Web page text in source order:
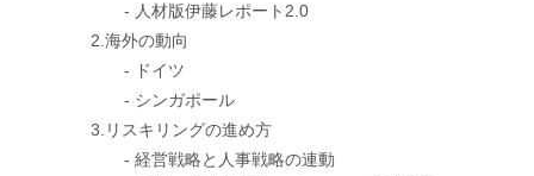
- 人材版伊藤レポート2.0
2.海外の動向
- ドイツ
- シンガポール
3.リスキリングの進め方
- 経営戦略と人事戦略の連動